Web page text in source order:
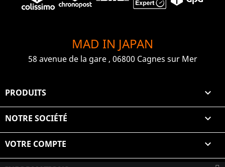
MAD IN JAPAN
58 avenue de la gare , 06800 Cagnes sur Mer
PRODUITS 
NOTRE SOCIÉTÉ 
VOTRE COMPTE 